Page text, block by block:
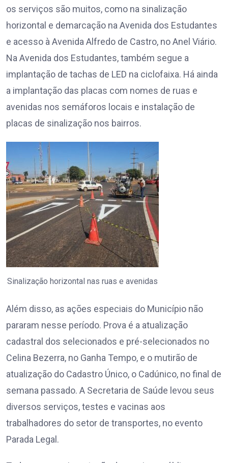
os serviços são muitos, como na sinalização
horizontal e demarcação na Avenida dos Estudantes
e acesso à Avenida Alfredo de Castro, no Anel Viário.
Na Avenida dos Estudantes, também segue a
implantação de tachas de LED na ciclofaixa. Há ainda
a implantação das placas com nomes de ruas e
avenidas nos semáforos locais e instalação de
placas de sinalização nos bairros.
Sinalização horizontal nas ruas e avenidas
Além disso, as ações especiais do Município não
pararam nesse período. Prova é a atualização
cadastral dos selecionados e pré-selecionados no
Celina Bezerra, no Ganha Tempo, e o mutirão de
atualização do Cadastro Único, o Cadúnico, no final de
semana passado. A Secretaria de Saúde levou seus
diversos serviços, testes e vacinas aos
trabalhadores do setor de transportes, no evento
Parada Legal.